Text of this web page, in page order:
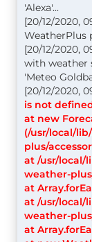
'Alexa'...
[20/12/2020,
WeatherPlus
[20/12/2020,
with weather
'Meteo
[20/12/2020,
is not
at new
(/usr/local/
plus/
at /usr/local/
weather-
at
at /usr/local/
weather-
at